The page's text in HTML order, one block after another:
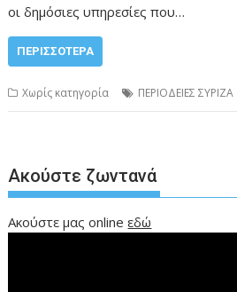
οι δημόσιες υπηρεσίες που…
ΠΕΡΙΣΣΌΤΕΡΑ
Χωρίς κατηγορία ΠΕΡΙΟΔΕΙΕΣ ΣΥΡΙΖΑ
Ακούστε ζωντανά
Ακούστε μας onlineεδώ